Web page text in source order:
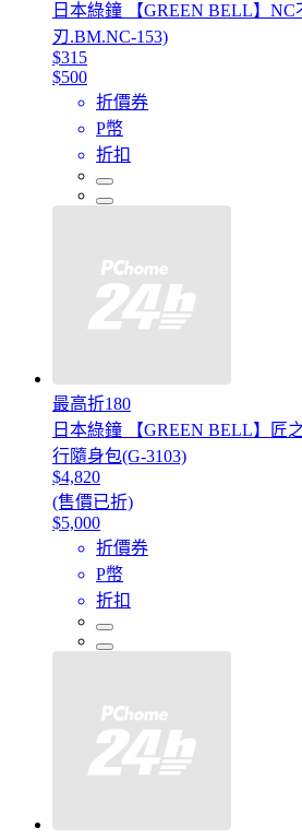
日本綠鐘 【GREEN BELL】
刃.BM.NC-153)
$315
$500
折價券
P幣
折扣
最高折180
日本綠鐘 【GREEN BELL】匠
行隨身包(G-3103)
$4,820
(售價已折)
$5,000
折價券
P幣
折扣